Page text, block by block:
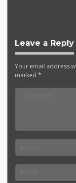
Leave a Reply
Your email address
marked *